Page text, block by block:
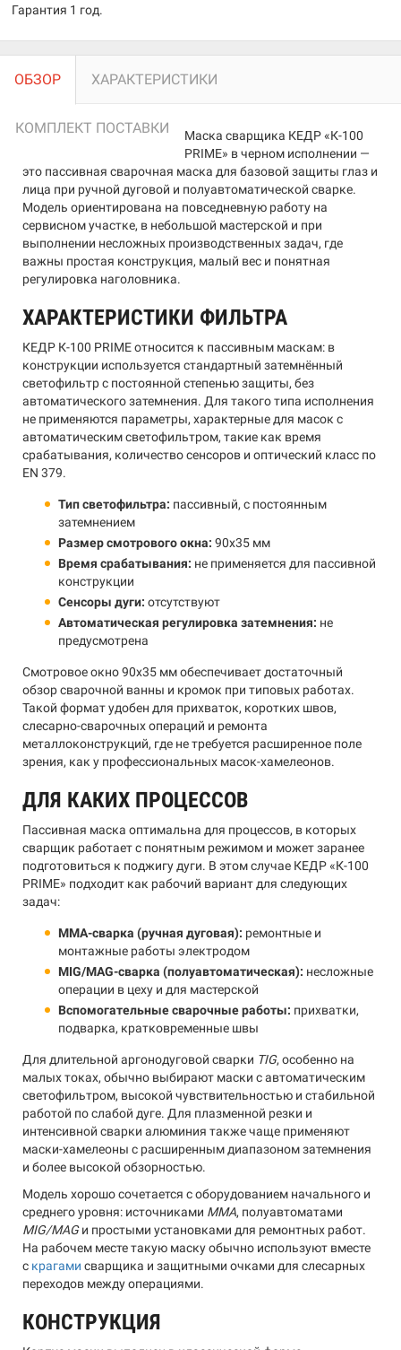
Гарантия 1 год.
ОБЗОР ХАРАКТЕРИСТИКИ
КОМПЛЕКТ ПОСТАВКИ
Маска сварщика КЕДР «К-100
PRIME» в черном исполнении —
это пассивная сварочная маска для базовой защиты глаз и
лица при ручной дуговой и полуавтоматической сварке.
Модель ориентирована на повседневную работу на
сервисном участке, в небольшой мастерской и при
выполнении несложных производственных задач, где
важны простая конструкция, малый вес и понятная
регулировка наголовника.
ХАРАКТЕРИСТИКИ ФИЛЬТРА
КЕДР К-100 PRIME относится к пассивным маскам: в
конструкции используется стандартный затемнённый
светофильтр с постоянной степенью защиты, без
автоматического затемнения. Для такого типа исполнения
не применяются параметры, характерные для масок с
автоматическим светофильтром, такие как время
срабатывания, количество сенсоров и оптический класс по
EN 379.
Тип светофильтра: пассивный, с постоянным
затемнением
Размер смотрового окна: 90x35 мм
Время срабатывания: не применяется для пассивной
конструкции
Сенсоры дуги: отсутствуют
Автоматическая регулировка затемнения: не
предусмотрена
Смотровое окно 90x35 мм обеспечивает достаточный
обзор сварочной ванны и кромок при типовых работах.
Такой формат удобен для прихваток, коротких швов,
слесарно-сварочных операций и ремонта
металлоконструкций, где не требуется расширенное поле
зрения, как у профессиональных масок-хамелеонов.
ДЛЯ КАКИХ ПРОЦЕССОВ
Пассивная маска оптимальна для процессов, в которых
сварщик работает с понятным режимом и может заранее
подготовиться к поджигу дуги. В этом случае КЕДР «К-100
PRIME» подходит как рабочий вариант для следующих
задач:
MMA-сварка (ручная дуговая): ремонтные и
монтажные работы электродом
MIG/MAG-сварка (полуавтоматическая): несложные
операции в цеху и для мастерской
Вспомогательные сварочные работы: прихватки,
подварка, кратковременные швы
Для длительной аргонодуговой сварки TIG, особенно на
малых токах, обычно выбирают маски с автоматическим
светофильтром, высокой чувствительностью и стабильной
работой по слабой дуге. Для плазменной резки и
интенсивной сварки алюминия также чаще применяют
маски-хамелеоны с расширенным диапазоном затемнения
и более высокой обзорностью.
Модель хорошо сочетается с оборудованием начального и
среднего уровня: источниками MMA, полуавтоматами
MIG/MAGи простыми установками для ремонтных работ.
На рабочем месте такую маску обычно используют вместе
с крагами сварщика и защитными очками для слесарных
переходов между операциями.
КОНСТРУКЦИЯ